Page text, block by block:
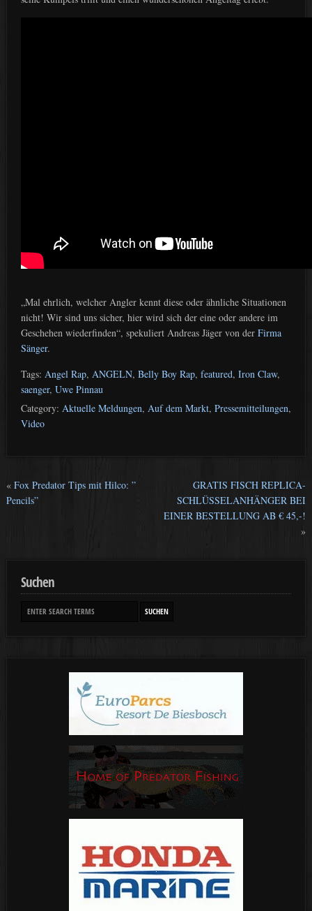
„Mal ehrlich, welcher Angler kennt diese oder ähnliche Situationen
nicht! Wir sind uns sicher, hier wird sich der eine oder andere im
Geschehen wiederfinden“, spekuliert Andreas Jäger von der Firma
Sänger.
Tags: Angel Rap, ANGELN, Belly Boy Rap, featured, Iron Claw,
saenger, Uwe Pinnau
Category: Aktuelle Meldungen, Auf dem Markt, Pressemitteilungen,
Video
« Fox Predator Tips mit Hilco: ”
Pencils”
GRATIS FISCH REPLICA-
SCHLÜSSELANHÄNGER BEI
EINER BESTELLUNG AB € 45,-!
»
Suchen